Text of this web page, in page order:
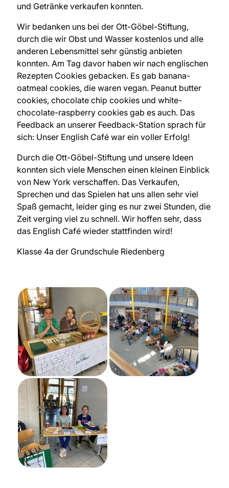
und Getränke verkaufen konnten.
Wir bedanken uns bei der Ott-Göbel-Stiftung,
durch die wir Obst und Wasser kostenlos und alle
anderen Lebensmittel sehr günstig anbieten
konnten. Am Tag davor haben wir nach englischen
Rezepten Cookies gebacken. Es gab banana-
oatmeal cookies, die waren vegan. Peanut butter
cookies, chocolate chip cookies und white-
chocolate-raspberry cookies gab es auch. Das
Feedback an unserer Feedback-Station sprach für
sich: Unser English Café war ein voller Erfolg!
Durch die Ott-Göbel-Stiftung und unsere Ideen
konnten sich viele Menschen einen kleinen Einblick
von New York verschaffen. Das Verkaufen,
Sprechen und das Spielen hat uns allen sehr viel
Spaß gemacht, leider ging es nur zwei Stunden, die
Zeit verging viel zu schnell. Wir hoffen sehr, dass
das English Café wieder stattfinden wird!
Klasse 4a der Grundschule Riedenberg